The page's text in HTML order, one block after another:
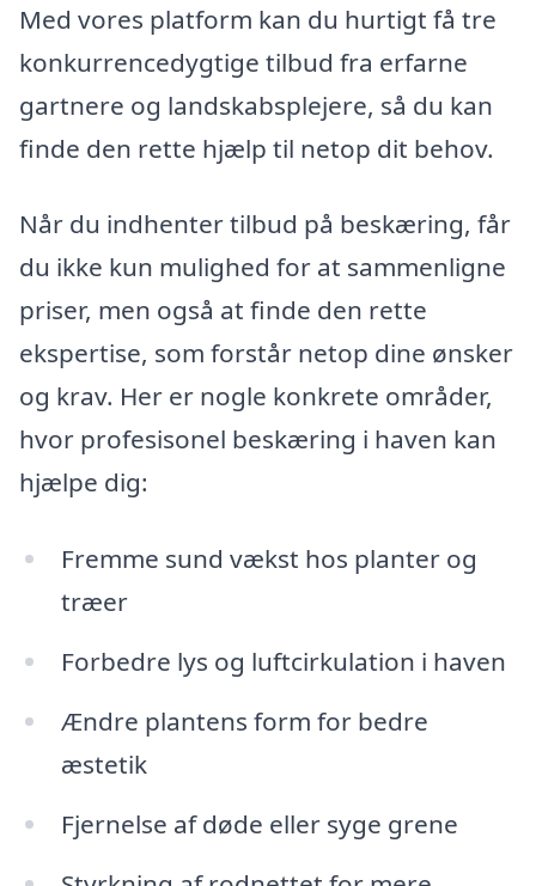
Med vores platform kan du hurtigt få tre
konkurrencedygtige tilbud fra erfarne
gartnere og landskabsplejere, så du kan
finde den rette hjælp til netop dit behov.
Når du indhenter tilbud på beskæring, får
du ikke kun mulighed for at sammenligne
priser, men også at finde den rette
ekspertise, som forstår netop dine ønsker
og krav. Her er nogle konkrete områder,
hvor profesisonel beskæring i haven kan
hjælpe dig:
Fremme sund vækst hos planter og
træer
Forbedre lys og luftcirkulation i haven
Ændre plantens form for bedre
æstetik
Fjernelse af døde eller syge grene